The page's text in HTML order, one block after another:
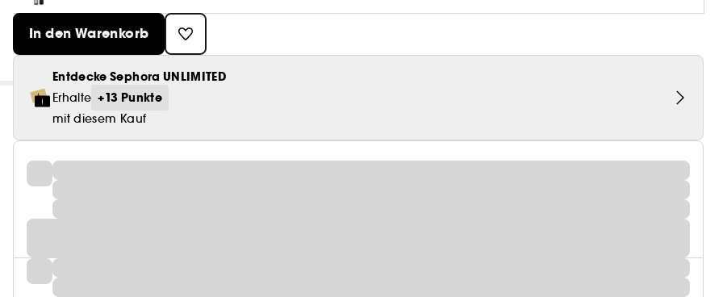
In den Warenkorb
Entdecke Sephora UNLIMITED
Erhalte +13 Punkte
mit diesem Kauf